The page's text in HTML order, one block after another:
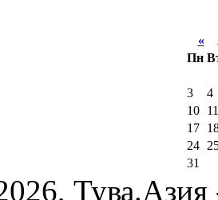
«
Пн
3
4
10
11
17
24
31
Тува.Азия